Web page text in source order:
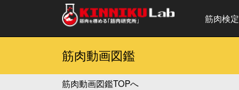
筋肉検定
筋肉動画図鑑
筋肉動画図鑑TOPへ